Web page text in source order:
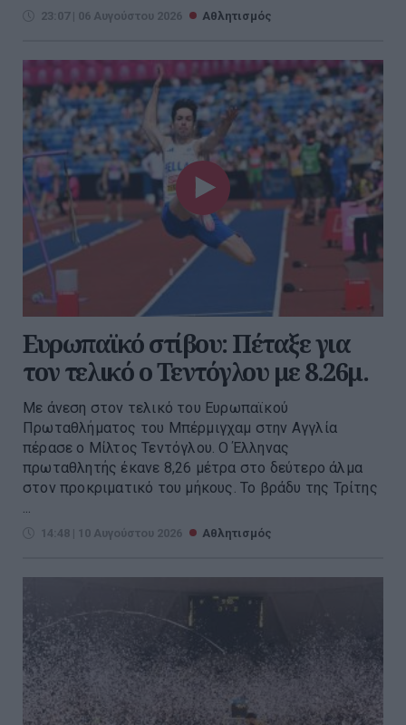
23:07 | 06 Αυγούστου 2026 Αθλητισμός
Ευρωπαϊκό στίβου: Πέταξε για
τον τελικό ο Τεντόγλου με 8.26μ.
Με άνεση στον τελικό του Ευρωπαϊκού
Πρωταθλήματος του Μπέρμιγχαμ στην Αγγλία
πέρασε ο Μίλτος Τεντόγλου. Ο Έλληνας
πρωταθλητής έκανε 8,26 μέτρα στο δεύτερο άλμα
στον προκριματικό του μήκους. Το βράδυ της Τρίτης
...
14:48 | 10 Αυγούστου 2026 Αθλητισμός